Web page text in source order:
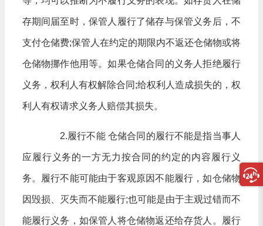
存期间届至时，保管人履行了储存与保管义务后，不
支付仓储费;保管人在约定的期限内不返还仓储物或将
仓储物挪作他用等。如果仓储合同的义务人拒绝履行
义务，权利人有权解除合同;给权利人造成损失的，权
利人有权请求义务人赔偿其损失。
2.履行不能 仓储合同的履行不能是指当事人
应履行义务的一方无力按合同的约定的内容履行义
务。履行不能可能由于客观原因不能履行，如仓储物
因毁损、灭失而不能履行;也可能是由于主观过错而不
能履行义务，如保管人将仓储物返还给存货人。履行